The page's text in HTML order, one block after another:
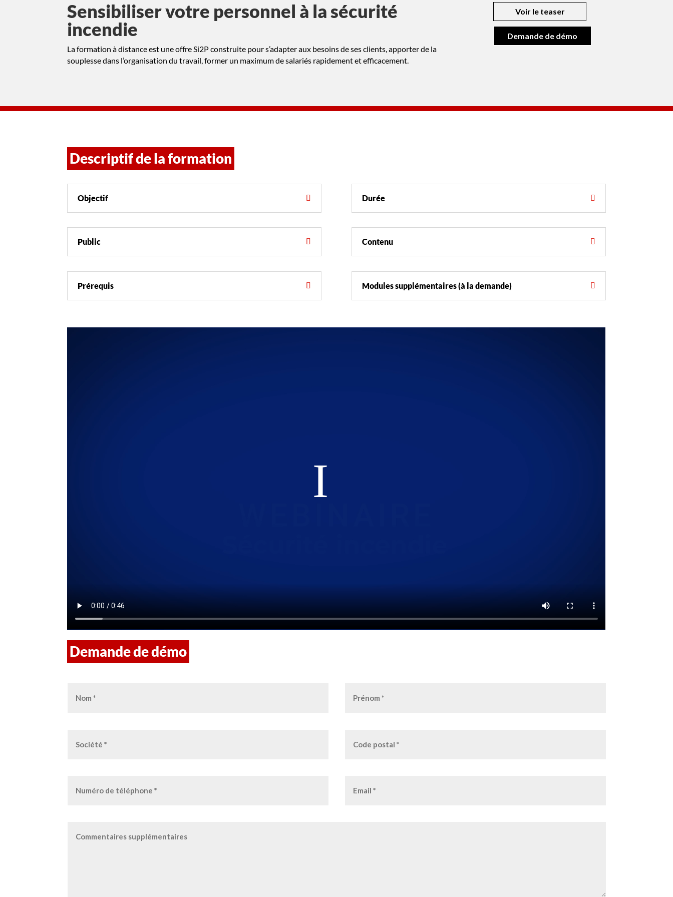
Sensibiliser votre personnel à la sécurité
incendie
La formation à distance est une offre Si2P construite pour s’adapter aux besoins de ses clients, apporter de la
souplesse dans l’organisation du travail, former un maximum de salariés rapidement et efficacement.
Voir le teaser
Demande de démo
Descriptif de la formation
Objectif
Public
Prérequis
Durée
Contenu
Modules supplémentaires (à la demande)
Demande de démo